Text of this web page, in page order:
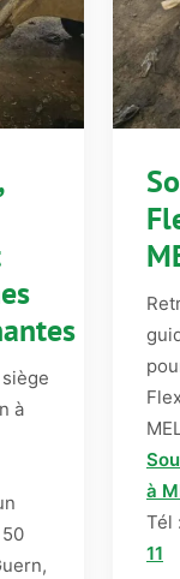
à
à
Tél :
11